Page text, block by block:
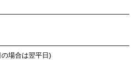
場合は翌平日)